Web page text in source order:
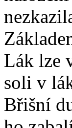
Lák lze
soli v
Břišní